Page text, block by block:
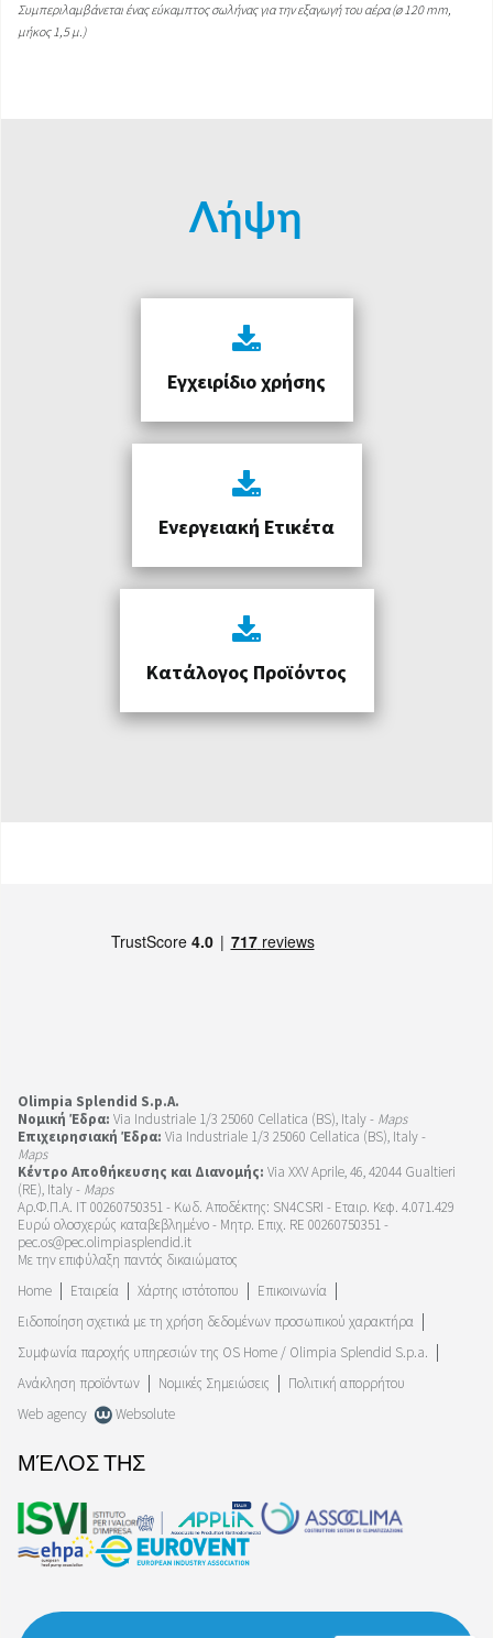
Συμπεριλαμβάνεται ένας εύκαμπτος σωλήνας για την εξαγωγή του αέρα (ø 120 mm,
μήκος 1,5 μ.)
Λήψη
Εγχειρίδιο χρήσης
Ενεργειακή Ετικέτα
Κατάλογος Προϊόντος
Olimpia Splendid S.p.A.
Νομική Έδρα: Via Industriale 1/3 25060 Cellatica (BS), Italy - Maps
Επιχειρησιακή Έδρα: Via Industriale 1/3 25060 Cellatica (BS), Italy -
Maps
Κέντρο Αποθήκευσης και Διανομής: Via XXV Aprile, 46, 42044 Gualtieri
(RE), Italy - Maps
Αρ.Φ.Π.Α. IT 00260750351 - Κωδ. Αποδέκτης: SN4CSRI - Εταιρ. Κεφ. 4.071.429
Ευρώ ολοσχερώς καταβεβλημένο - Μητρ. Επιχ. RE 00260750351 -
pec.os@pec.olimpiasplendid.it
Με την επιφύλαξη παντός δικαιώματος
Home
Εταιρεία Χάρτης ιστότοπου
Επικοινωνία
Ειδοποίηση σχετικά με τη χρήση δεδομένων προσωπικού χαρακτήρα
Συμφωνία παροχής υπηρεσιών της OS Home / Olimpia Splendid S.p.a.
Ανάκληση προϊόντων
Νομικές Σημειώσεις
Πολιτική απορρήτου
Web agency
Websolute
ΜΈΛΟΣ ΤΗΣ